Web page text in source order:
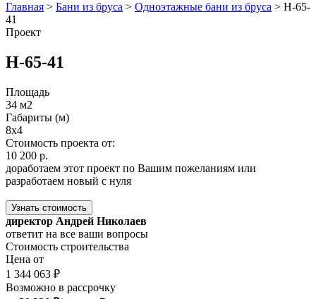
Главная > Бани из бруса > Одноэтажные бани из бруса > Н-65-
41
Проект
Н-65-41
Площадь
34 м2
Габариты (м)
8х4
Стоимость проекта от:
10 200 р.
доработаем этот проект по Вашим пожеланиям или
разработаем новый с нуля
Узнать стоимость
директор Андрей Николаев
ответит на все ваши вопросы
Стоимость строительства
Цена от
1 344 063 ₽
Возможно в рассрочку